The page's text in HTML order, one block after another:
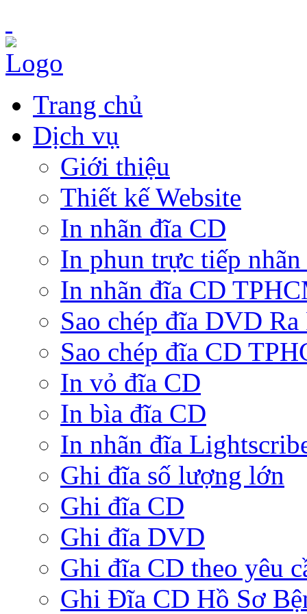
Trang chủ
Dịch vụ
Giới thiệu
Thiết kế Website
In nhãn đĩa CD
In phun trực tiếp
In nhãn đĩa CD
Sao chép đĩa DVD
Sao chép đĩa CD
In vỏ đĩa CD
In bìa đĩa CD
In nhãn đĩa
Ghi đĩa số lượng lớn
Ghi đĩa CD
Ghi đĩa DVD
Ghi đĩa CD theo yêu
Ghi Đĩa CD Hồ Sơ